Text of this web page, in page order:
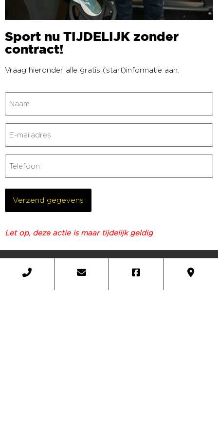
Sport nu TIJDELIJK zonder
contract!
Vraag hieronder alle gratis (start)informatie aan.
Naam
(Vereist)
E-
mailadres
Telefoon
(Vereist)
Let op, deze actie is maar tijdelijk geldig
Contact